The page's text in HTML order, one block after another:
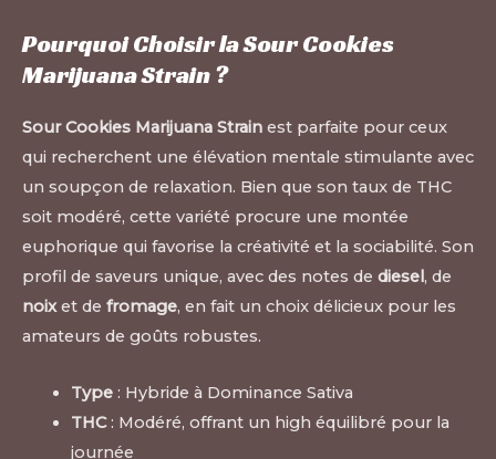
Pourquoi Choisir la Sour Cookies
Marijuana Strain ?
Sour Cookies Marijuana Strain est parfaite pour ceux
qui recherchent une élévation mentale stimulante avec
un soupçon de relaxation. Bien que son taux de THC
soit modéré, cette variété procure une montée
euphorique qui favorise la créativité et la sociabilité. Son
profil de saveurs unique, avec des notes de diesel , de
noixet de fromage, en fait un choix délicieux pour les
amateurs de goûts robustes.
Type: Hybride à Dominance Sativa
THC: Modéré, offrant un high équilibré pour la
journée